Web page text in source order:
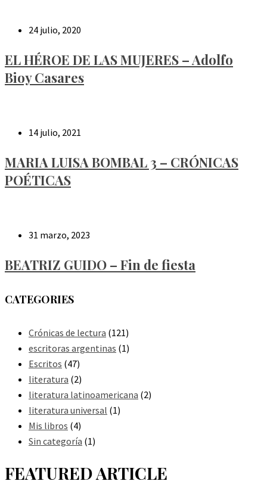
24 julio, 2020
EL HÉROE DE LAS MUJERES – Adolfo
Bioy Casares
14 julio, 2021
MARIA LUISA BOMBAL 3 – CRÓNICAS
POÉTICAS
31 marzo, 2023
BEATRIZ GUIDO – Fin de fiesta
CATEGORIES
Crónicas de lectura (121)
escritoras argentinas (1)
Escritos (47)
literatura (2)
literatura latinoamericana (2)
literatura universal (1)
Mis libros (4)
Sin categoría (1)
FEATURED ARTICLE